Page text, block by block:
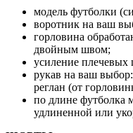
модель футболки
воротник на ваш
горловина
двойным швом;
усиление плечевых
рукав на ваш
реглан (от
по длине футболка
удлиненной или